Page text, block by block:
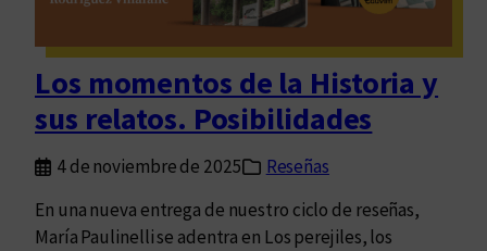
Los momentos de la Historia y
sus relatos. Posibilidades
4 de noviembre de 2025
Reseñas
En una nueva entrega de nuestro ciclo de reseñas,
María Paulinelli se adentra en Los perejiles, los